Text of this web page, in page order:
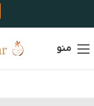
منو